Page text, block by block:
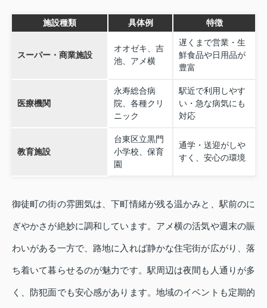
施設種類 具体例 特徴
スーパー・商業施設
オオゼキ、吉
池、アメ横
遅くまで営業・生
鮮食品や日用品が
豊富
医療機関
永寿総合病
院、各種クリ
ニック
駅近で利用しやす
い・急な病気にも
対応
教育施設
台東区立黒門
小学校、保育
園
通学・送迎がしや
すく、安心の環境
御徒町の街の雰囲気は、下町情緒が残る温かみと、駅前のに
ぎやかさが絶妙に調和しています。アメ横の活気や週末の賑
わいがある一方で、路地に入れば静かな住宅街が広がり、落
ち着いて暮らせるのが魅力です。駅周辺は夜間も人通りが多
く、防犯面でも安心感があります。地域のイベントも定期的